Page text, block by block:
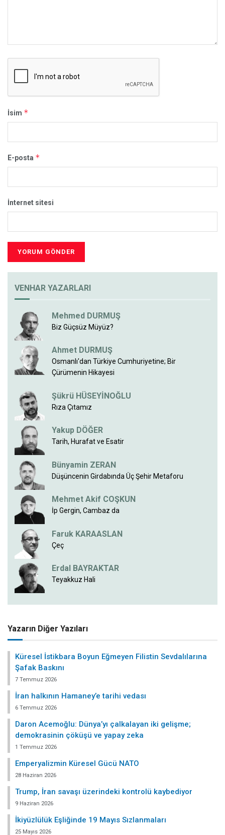
İsim*
Mehmed DURMUŞ
Biz Güçsüz Müyüz?
Çürümenin Hikayesi
Rıza Çıtamız
Yakup DÖĞER
Tarih, Hurafat ve Esatir
Bünyamin ZERAN
Düşüncenin Girdabında Üç Şehir Metaforu
Mehmet Akif COŞKUN
Faruk KARAASLAN
Erdal BAYRAKTAR
Yazarın Diğer Yazıları
Küresel İstikbara Boyun Eğmeyen Filistin Sevdalılarına
7 Temmuz 2026
İran halkının Hamaney’e tarihi vedası
6 Temmuz 2026
Daron Acemoğlu: Dünya’yı çalkalayan iki gelişme;
demokrasinin çöküşü ve yapay zeka
1 Temmuz 2026
Emperyalizmin Küresel Gücü NATO
28 Haziran 2026
Trump, İran savaşı üzerindeki kontrolü kaybediyor
9 Haziran 2026
İkiyüzlülük Eşliğinde 19 Mayıs Sızlanmaları
25 Mayıs 2026
TAZİYE
24 Mayıs 2026